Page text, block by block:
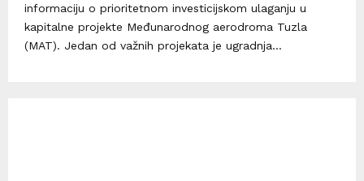
informaciju o prioritetnom investicijskom ulaganju u
kapitalne projekte Međunarodnog aerodroma Tuzla
(MAT). Jedan od važnih projekata je ugradnja...